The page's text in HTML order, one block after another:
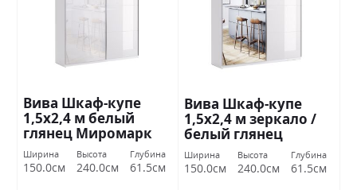
Вива Шкаф-купе
1,5х2,4 м белый
глянец Миромарк
Ширина
150.0см
Высота
240.0см
Глубина
61.5см
Вива Шкаф-купе
1,5х2,4 м зеркало /
белый глянец
Миромарк
Ширина
150.0см
Высота
240.0см
Глубина
61.5см